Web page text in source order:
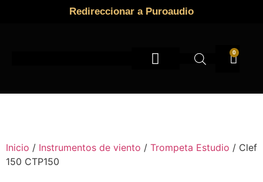
Redireccionar a Puroaudio
0
Inicio / Instrumentos de viento / Trompeta Estudio / Clef
150 CTP150